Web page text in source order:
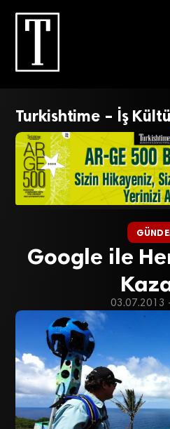
Turkishtime – İş
Google ile
03.07.2013